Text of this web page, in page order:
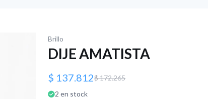
Brillo
DIJE AMATISTA
$ 137.812$ 172.265
2 en stock